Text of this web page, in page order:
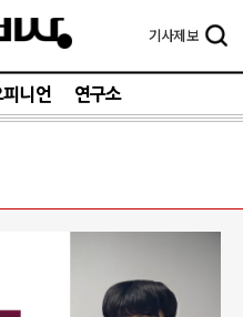
기사제보
피니언 연구소